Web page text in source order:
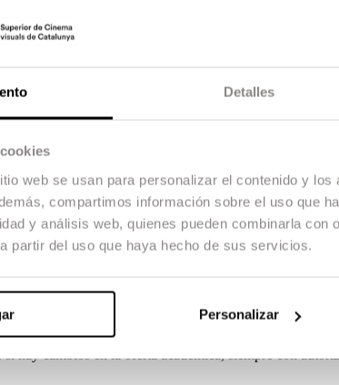
Detalles
web se usan para personalizar el contenido y
compartimos información sobre el uso que
y análisis web, quienes pueden combinarla con
partir del uso que haya hecho de sus servicios.
Personalizar
con:
y garantiza su reconocimiento académico.
los créditos acordados.
(según convenio).
pendiente.
hay cambios en la oferta académica, siempre con